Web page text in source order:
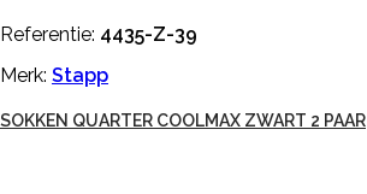
Referentie: 4435-Z-39
Merk: Stapp
SOKKEN QUARTER COOLMAX ZWART 2 PAAR